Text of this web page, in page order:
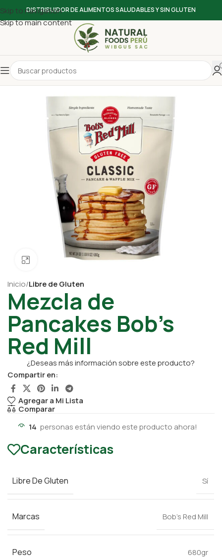
Skip to navigation
Skip to main content
DISTRIBUIDOR DE ALIMENTOS SALUDABLES Y SIN GLUTEN
Click para ampliar
Inicio Libre de Gluten
Mezcla de
Pancakes Bob’s
Red Mill
¿Deseas más información sobre este producto?
Compartir en:
Agregar a Mi Lista
Comparar
14 personas están viendo este producto ahora!
Características
Libre De Gluten Sí
Marcas Bob’s Red Mill
Peso 680gr